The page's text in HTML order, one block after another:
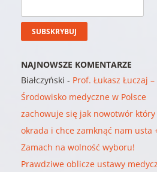
NAJNOWSZE KOMENTARZE
Białczyński - Prof. Łukasz Łuczaj –
Środowisko medyczne w Polsce
zachowuje się jak nowotwór który
okrada i chce zamknąć nam usta
Zamach na wolność wyboru!
Prawdziwe oblicze ustawy